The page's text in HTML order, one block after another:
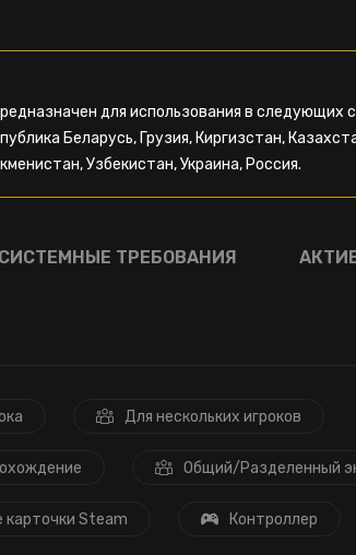
для использования в следующих
Беларусь, Грузия, Киргизстан,
Узбекистан, Украина, Россия.
СИСТЕМНЫЕ ТРЕБОВАНИЯ
Для нескольких игроков
Общий/Разделенный
карточки Steam Контроллер